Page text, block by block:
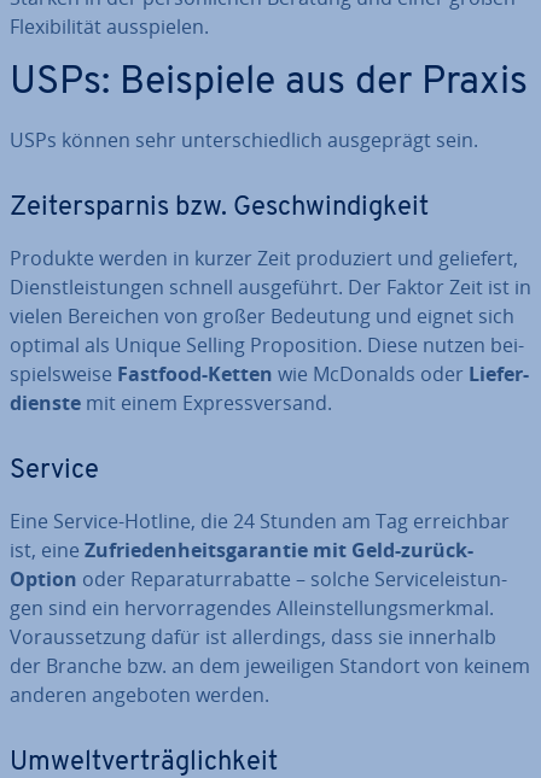
Fle­xi­bi­li­tät aus­spie­len.
USPs: Beispiele aus der Praxis
USPs können sehr un­ter­schied­lich aus­ge­prägt sein.
Zeit­er­spar­nis bzw. Ge­schwin­dig­keit
Produkte werden in kurzer Zeit pro­du­ziert und geliefert,
Dienst­leis­tun­gen schnell aus­ge­führt. Der Faktor Zeit ist in
vielen Bereichen von großer Bedeutung und eignet sich
optimal als Unique Selling Pro­po­si­ti­on. Diese nutzen bei­
spiels­wei­se Fastfood-Ketten wie McDonalds oder Lie­fer­
diens­te mit einem Ex­press­ver­sand.
Service
Eine Service-Hotline, die 24 Stunden am Tag er­reich­bar
ist, eine Zu­frie­den­heits­ga­ran­tie mit Geld-zurück-
Option oder Re­pa­ra­tur­ra­bat­te – solche Ser­vice­leis­tun­
gen sind ein her­vor­ra­gen­des Al­lein­stel­lungs­merk­mal.
Vor­aus­set­zung dafür ist al­ler­dings, dass sie innerhalb
der Branche bzw. an dem je­wei­li­gen Standort von keinem
anderen angeboten werden.
Um­welt­ver­träg­lich­keit